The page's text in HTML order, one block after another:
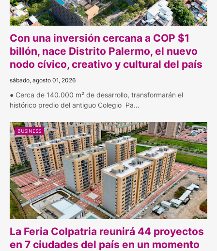
Con una inversión cercana a COP $1
billón, nace Distrito Palermo, el nuevo
nodo cívico, creativo y cultural del país
sábado, agosto 01, 2026
● Cerca de 140.000 m² de desarrollo, transformarán el
histórico predio del antiguo Colegio Pa…
BUSINESS
La Feria Colpatria reunirá 44 proyectos
en 7 ciudades del país en un momento